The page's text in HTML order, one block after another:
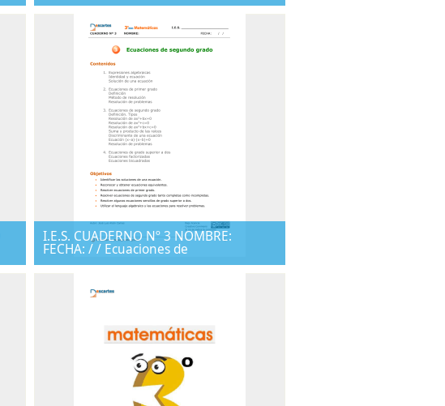
I.E.S. CUADERNO Nº 3 NOMBRE:
FECHA: / / Ecuaciones de